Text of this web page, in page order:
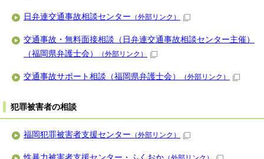
日弁連交通事故相談センター （外部リンク）
交通事故・無料面接相談（日弁連交通事故相談センター主催）
（福岡県弁護士会）
（外部リンク）
交通事故サポート相談（福岡県弁護士会） （外部リンク）
犯罪被害者の相談
福岡犯罪被害者支援センター （外部リンク）